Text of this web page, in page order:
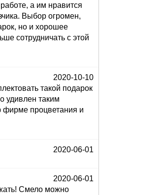
а им нравится
Выбор огромен,
но и хорошее
сотрудничать с этой
2020-10-10
такой подарок
удивлен таким
фирме процветания и
2020-06-01
2020-06-01
Смело можно